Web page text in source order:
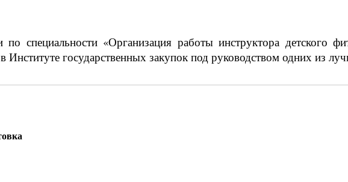
специальности «Организация работы инструктора детского
государственных закупок под руководством одних из